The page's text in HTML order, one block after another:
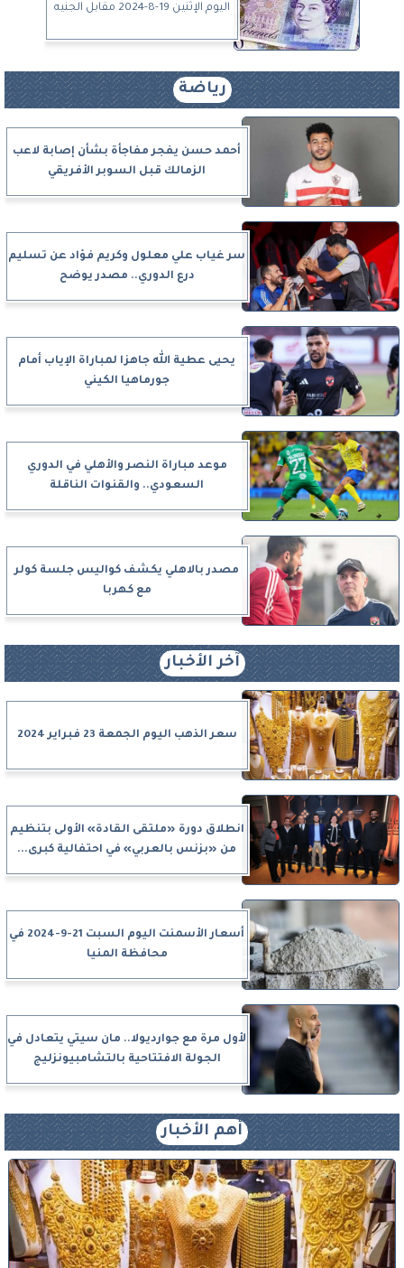
اليوم الإثنين 19-8-2024 مقابل الجنيه
رياضة
أحمد حسن يفجر مفاجأة بشأن إصابة لاعب
الزمالك قبل السوبر الأفريقي
سر غياب علي معلول وكريم فؤاد عن تسليم
درع الدوري.. مصدر يوضح
يحيى عطية الله جاهزا لمباراة الإياب أمام
جورماهيا الكيني
موعد مباراة النصر والأهلي في الدوري
السعودي.. والقنوات الناقلة
مصدر بالاهلي يكشف كواليس جلسة كولر
مع كهربا
آخر الأخبار
سعر الذهب اليوم الجمعة 23 فبراير 2024
انطلاق دورة «ملتقى القادة» الأولى بتنظيم
من «بزنس بالعربي» في احتفالية كبرى...
أسعار الأسمنت اليوم السبت 21-9-2024 في
محافظة المنيا
لأول مرة مع جوارديولا.. مان سيتي يتعادل في
الجولة الافتتاحية بالتشامبيونزليج
أهم الأخبار